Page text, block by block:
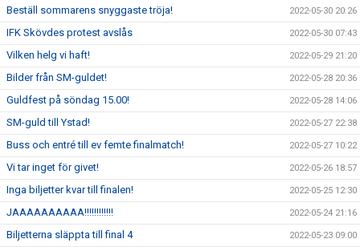
Beställ sommarens snyggaste tröja! 2022-05-30 20:26
IFK Skövdes protest avslås 2022-05-30 07:43
Vilken helg vi haft! 2022-05-29 21:20
Bilder från SM-guldet! 2022-05-28 20:36
Guldfest på söndag 15.00! 2022-05-28 14:06
SM-guld till Ystad! 2022-05-27 22:38
Buss och entré till ev femte finalmatch! 2022-05-27 10:22
Vi tar inget för givet! 2022-05-26 18:57
Inga biljetter kvar till finalen! 2022-05-25 12:30
JAAAAAAAAAA!!!!!!!!!!!! 2022-05-24 21:16
Biljetterna släppta till final 4 2022-05-23 09:00